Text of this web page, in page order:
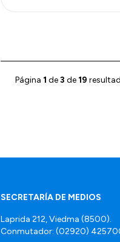
Página 1 de3 de 19
SECRETARÍA DE MEDIOS
Laprida 212, Viedma (8500).
Conmutador: (02920)